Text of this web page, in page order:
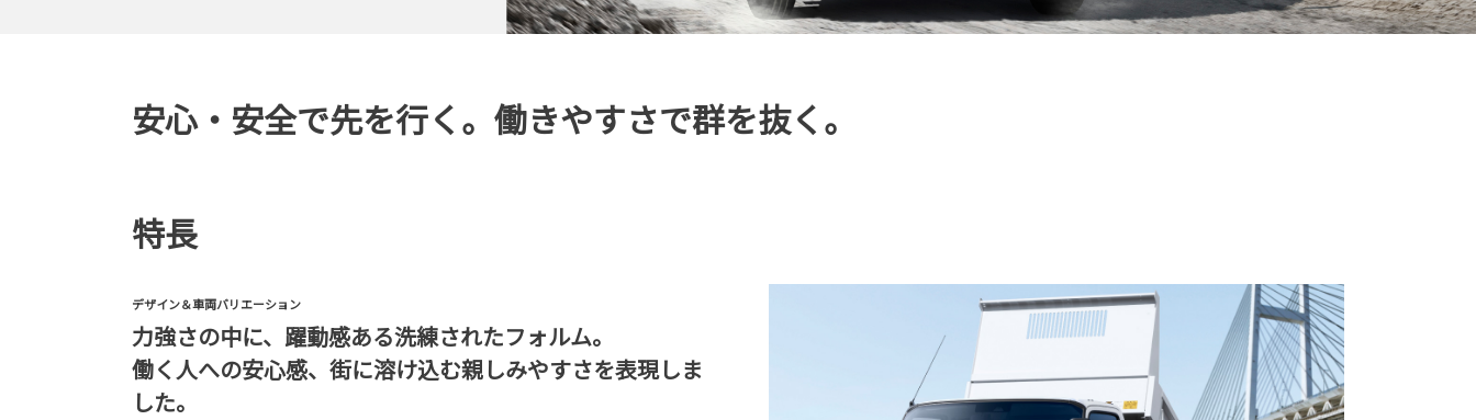
安心・安全で先を行く。働きやすさで群を抜く。
特長
デザイン＆車両バリエーション
力強さの中に、躍動感ある洗練されたフォルム。
働く人への安心感、街に溶け込む親しみやすさを表現しま
した。